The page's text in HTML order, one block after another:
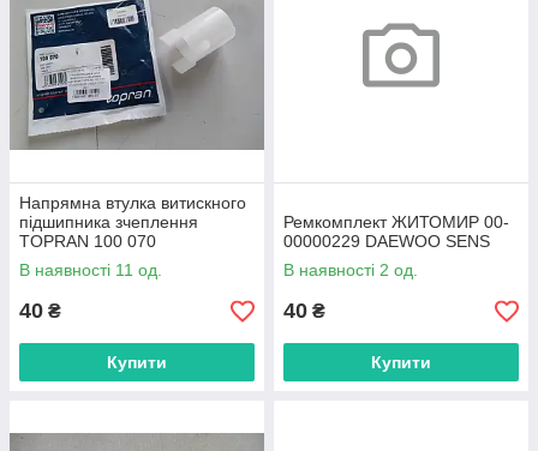
Напрямна втулка витискного
підшипника зчеплення
TOPRAN 100 070
VOLKSWAGEN GOLF 1.6D
83->
В наявності 11 од.
40 ₴
Купити
Ремкомплект ЖИТОМИР 00-
00000229 DAEWOO SENS
В наявності 2 од.
40 ₴
Купити